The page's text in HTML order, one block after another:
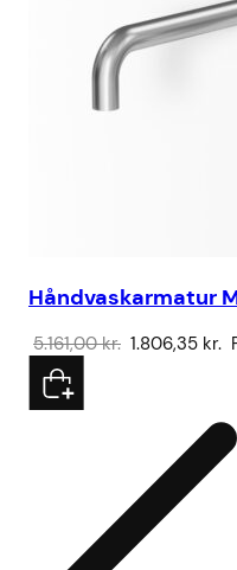
Håndvaskarmatur
5.161,00kr. Den
5.161,00 kr..
1.806,35 kr.